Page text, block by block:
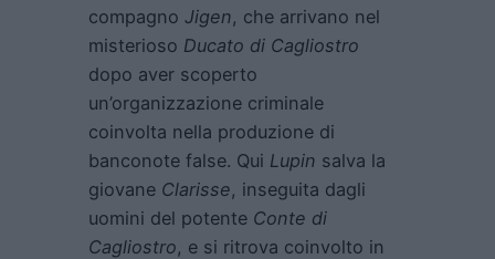
compagno Jigen, che arrivano nel
misterioso Ducato di Cagliostro
dopo aver scoperto
un’organizzazione criminale
coinvolta nella produzione di
banconote false. Qui Lupin salva la
giovane Clarisse, inseguita dagli
uomini del potente Conte di
Cagliostro, e si ritrova coinvolto in